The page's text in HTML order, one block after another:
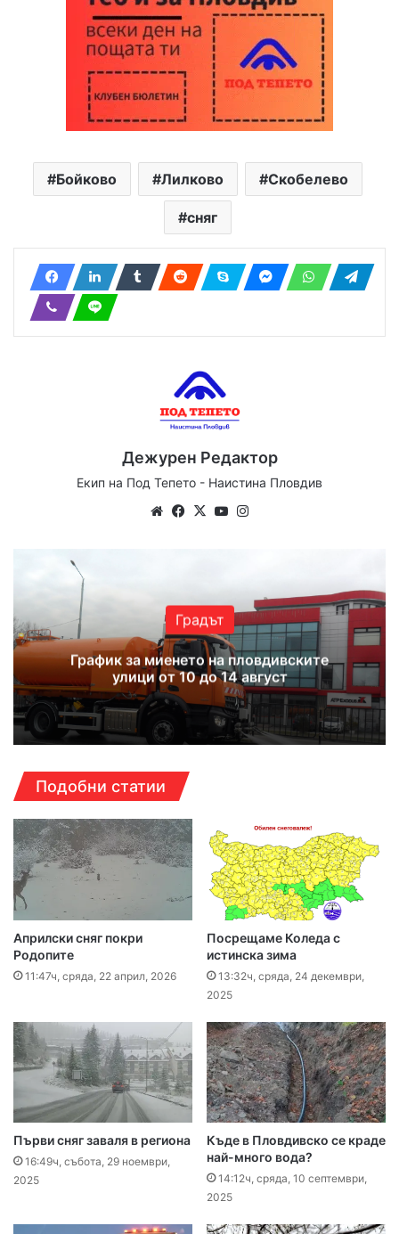
Бойково Лилково Скобелево
сняг
Дежурен Редактор
Екип на Под Тепето - Наистина Пловдив
WebsiteFacebook
X YouTube
Градът
График за миенето на пловдивските
улици от 10 до 14 август
Подобни статии
Априлски сняг покри
Родопите
11:47ч, сряда, 22 април, 2026
Посрещаме Коледа с
истинска зима
13:32ч, сряда, 24 декември,
2025
Първи сняг заваля в региона
16:49ч, събота, 29 ноември,
2025
Къде в Пловдивско се краде
най-много вода?
14:12ч, сряда, 10 септември,
2025